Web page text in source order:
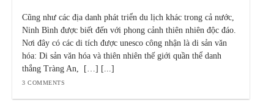
Cũng như các địa danh phát triển du lịch khác trong cả nước,
Ninh Bình được biết đến với phong cảnh thiên nhiên độc đáo.
Nơi đây có các di tích được unesco công nhận là di sản văn
hóa: Di sản văn hóa và thiên nhiên thế giới quần thể danh
thắng Tràng An, […] [...]
3 COMMENTS